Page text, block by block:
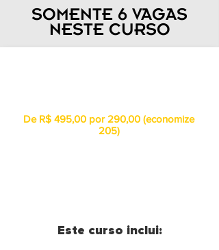
SOMENTE 6 VAGAS
NESTE CURSO
De R$ 495,00 por 290,00 (economize
205)
Este curso inclui: